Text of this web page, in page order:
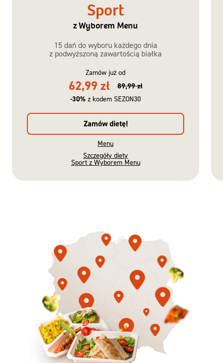
Sport
z Wyborem Menu
15 dań do wyboru każdego dnia
z podwyższoną zawartością białka
Zamów już od
62,99 zł
89,99 zł
-30% z kodem SEZON30
Zamów dietę!
Menu
Szczegóły diety
Sport z Wyborem Menu